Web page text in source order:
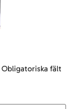
Obligatoriska fält